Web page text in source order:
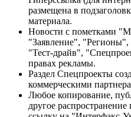
размещена в
материала.
Новости с пометками
"Заявление",
"Тест-драйв",
правах рекламы.
Раздел Спецпроекты
коммерческими
Любое копирование,
другое